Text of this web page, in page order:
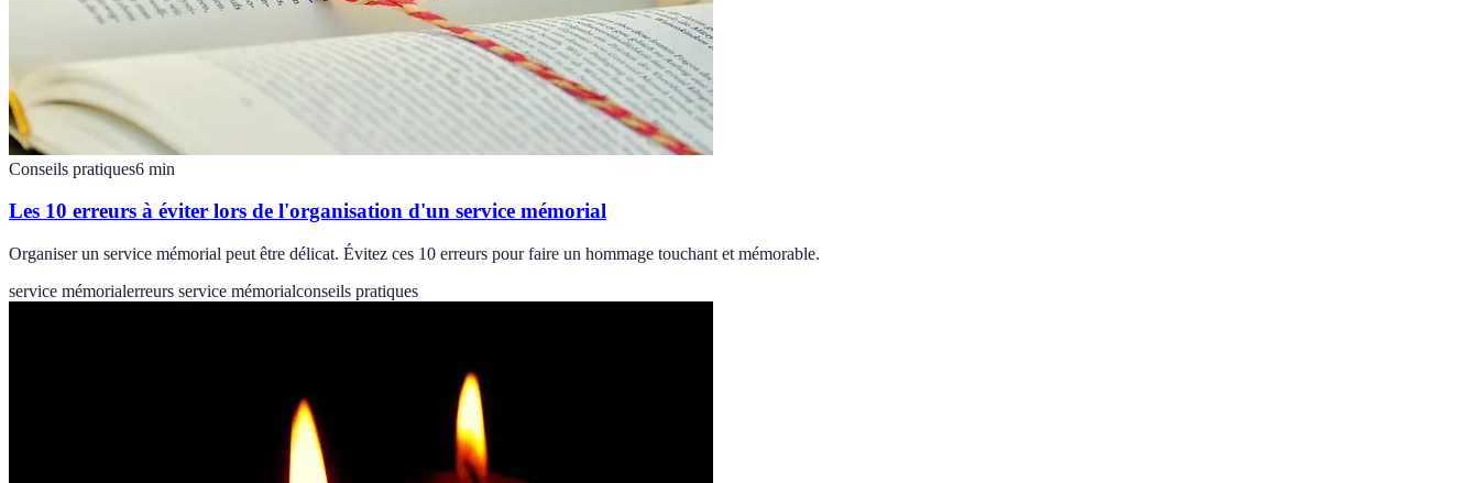
Conseils pratiques6 min
Les 10 erreurs à éviter lors de l'organisation d'un service mémorial
Organiser un service mémorial peut être délicat. Évitez ces 10 erreurs pour faire un hommage touchant et mémorable.
service mémorialerreurs service mémorialconseils pratiques